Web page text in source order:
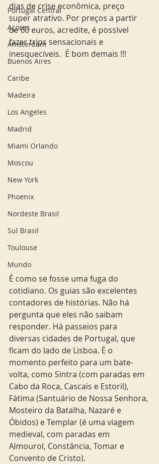
Portugal Central
Açores
Amsterdam
Buenos Aires
Caribe
Madeira
Los Angeles
Madrid
Miami Orlando
Moscou
New York
Phoenix
Nordeste Brasil
Sul Brasil
Toulouse
Mundo
dias de crise econômica, preço
super atrativo. Por preços a partir
de 60 euros, acredite, é possível
fazer trips sensacionais e
inesquecíveis.  É bom demais !!!
É como se fosse uma fuga do
cotidiano. Os guias são excelentes
contadores de histórias. Não há
pergunta que eles não saibam
responder. Há passeios para
diversas cidades de Portugal, que
ficam do lado de Lisboa. É o
momento perfeito para um bate-
volta, como Sintra (com paradas em
Cabo da Roca, Cascais e Estoril),
Fátima (Santuário de Nossa Senhora,
Mosteiro da Batalha, Nazaré e
Óbidos) e Templar (é uma viagem
medieval, com paradas em
Almourol, Constância, Tomar e
Convento de Cristo).